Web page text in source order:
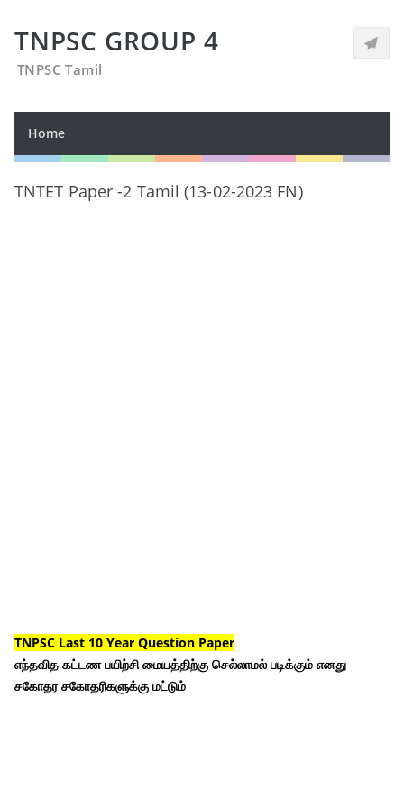
TNPSC GROUP 4
TNPSC Tamil
Home
TNTET Paper -2 Tamil (13-02-2023 FN)
TNPSC Last 10 Year Question Paper
எந்தவித கட்டண பயிற்சி மையத்திற்கு செல்லாமல் படிக்கும் எனது
சகோதர சகோதரிகளுக்கு மட்டும்